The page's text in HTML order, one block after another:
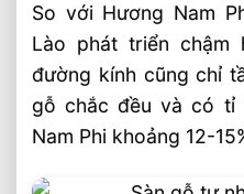
So với Hương Nam
Lào phát triển chậm
đường kính cũng chỉ
gỗ chắc đều và có tỉ
Nam Phi khoảng 12-